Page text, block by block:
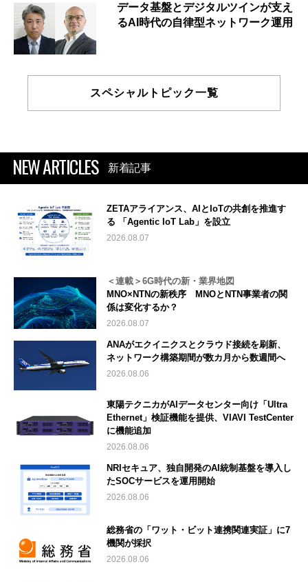
データ基盤とデジタルツインが支え
るAI時代の自律型ネットワーク運用
スペシャルトピック一覧
NEW ARTICLES 新着記事
ZETAアライアンス、AIとIoTの共創を推進す
る 「Agentic IoT Lab」を設立
2026.08.07
＜連載＞6G時代の新・業界地図
MNO×NTNの新秩序 MNOとNTN事業者の関
係は変化するか？
2026.08.07
ANAがエクイニクスとクラウド接続を刷新、
ネットワーク構築期間が数カ月から数週間へ
2026.08.06
東陽テクニカがAIデータセンター向け「Ultra
Ethernet」検証機能を提供、VIAVI TestCenter
に機能追加
2026.08.06
NRIセキュア、独自開発のAI統制基盤を導入し
たSOCサービスを運用開始
2026.08.06
総務省の「ワット・ビット連携関連実証」に7
機関が採択
2026.08.06